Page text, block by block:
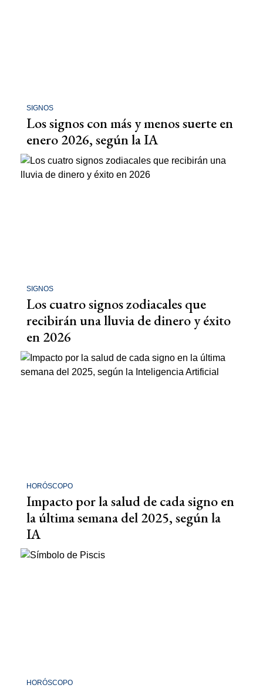
SIGNOS
Los signos con más y menos suerte en
enero 2026, según la IA
SIGNOS
Los cuatro signos zodiacales que
recibirán una lluvia de dinero y éxito
en 2026
HORÓSCOPO
Impacto por la salud de cada signo en
la última semana del 2025, según la
IA
HORÓSCOPO